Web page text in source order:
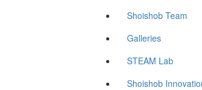
Shoishob Team
Galleries
STEAM Lab
Shoishob